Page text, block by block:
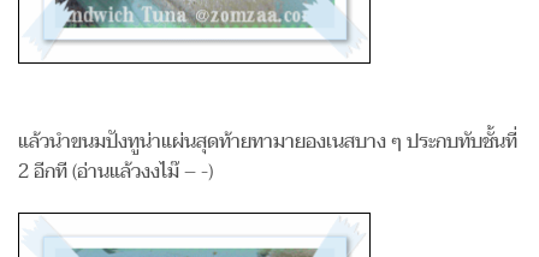
แล้วนำขนมปังทูน่าแผ่นสุดท้ายทามายองเนสบาง ๆ ประกบทับชั้นที่
2 อีกที (อ่านแล้วงงไม๊ – -)